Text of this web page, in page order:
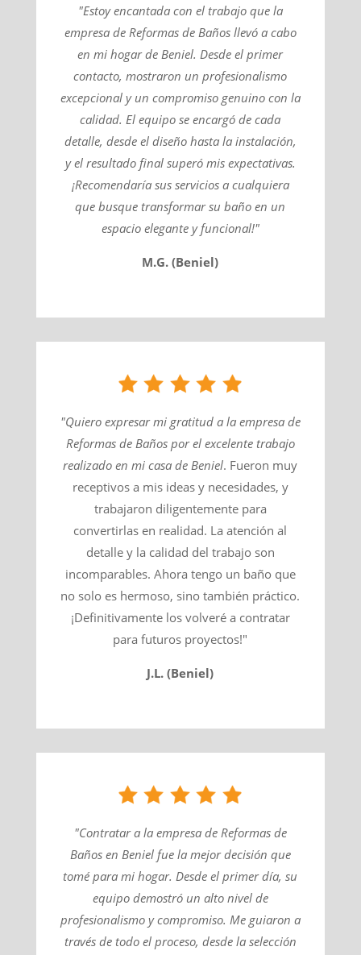
"Estoy encantada con el trabajo que la
empresa de Reformas de Baños llevó a cabo
en mi hogar de Beniel. Desde el primer
contacto, mostraron un profesionalismo
excepcional y un compromiso genuino con la
calidad. El equipo se encargó de cada
detalle, desde el diseño hasta la instalación,
y el resultado final superó mis expectativas.
¡Recomendaría sus servicios a cualquiera
que busque transformar su baño en un
espacio elegante y funcional!"
M.G. (Beniel)
"Quiero expresar mi gratitud a la empresa de
Reformas de Baños por el excelente trabajo
realizado en mi casa deBeniel​. Fueron muy
receptivos a mis ideas y necesidades, y
trabajaron diligentemente para
convertirlas en realidad. La atención al
detalle y la calidad del trabajo son
incomparables. Ahora tengo un baño que
no solo es hermoso, sino también práctico.
¡Definitivamente los volveré a contratar
para futuros proyectos!"
J.L. (Beniel)
"Contratar a la empresa de Reformas de
Baños en Beniel fue la mejor decisión que
tomé para mi hogar. Desde el primer día, su
equipo demostró un alto nivel de
profesionalismo y compromiso. Me guiaron a
través de todo el proceso, desde la selección